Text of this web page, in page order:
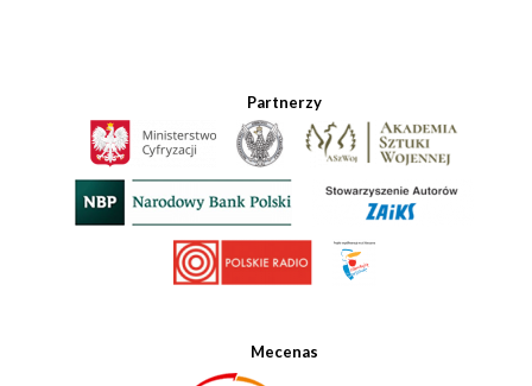
Partnerzy
Mecenas